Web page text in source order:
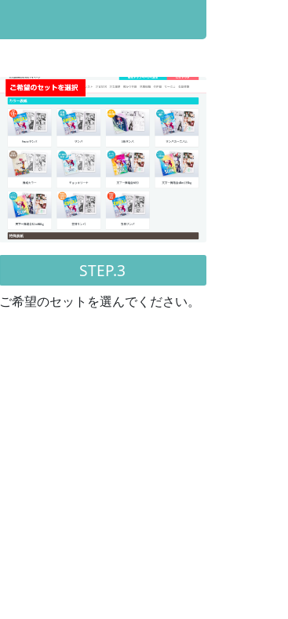
STEP.3
ご希望のセットを選んでください。